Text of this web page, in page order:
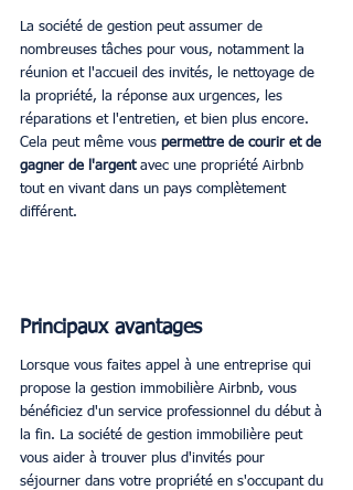
La société de gestion peut assumer de
nombreuses tâches pour vous, notamment la
réunion et l'accueil des invités, le nettoyage de
la propriété, la réponse aux urgences, les
réparations et l'entretien, et bien plus encore.
Cela peut même vous permettre de courir et de
gagner de l'argent avec une propriété Airbnb
tout en vivant dans un pays complètement
différent.
Principaux avantages
Lorsque vous faites appel à une entreprise qui
propose la gestion immobilière Airbnb, vous
bénéficiez d'un service professionnel du début à
la fin. La société de gestion immobilière peut
vous aider à trouver plus d'invités pour
séjourner dans votre propriété en s'occupant du